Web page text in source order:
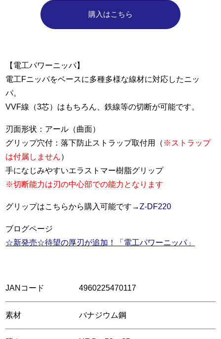
購入はこちら
【電工パワーニッパ】
電工Fニッパをベースに多種多様な線材に対応したニッ
パ。
VVF線（3芯）はもちろん、鉄線等の切断が可能です。
刃面形状：アール（曲面）
グリップ穴付：落下防止ストラップ取付用（ ※ストラップ
は付属しません）
手になじみやすいエラストマー樹脂グリップ
※切断能力は刃の中心部での能力となります
グリップはこちらから購入可能です→Z-DF220
ブログページ
☆新発売☆待望の厚刃が追加！「電工パワーニッパ」
JANコード 4960225470117
素材 バナジウム鋼